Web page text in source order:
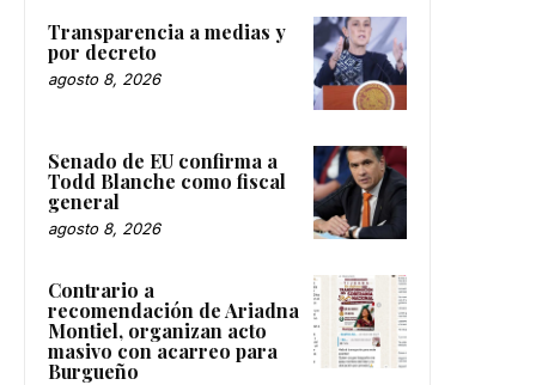
Transparencia a medias y
por decreto
agosto 8, 2026
Senado de EU confirma a
Todd Blanche como fiscal
general
agosto 8, 2026
Contrario a
recomendación de Ariadna
Montiel, organizan acto
masivo con acarreo para
Burgueño